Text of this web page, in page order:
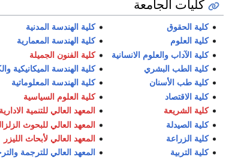
كليات الجامعة
كلية الحقوق
كلية العلوم
كلية الآداب والعلوم الانسانية
كلية الطب البشري
كلية طب الأسنان
كلية الاقتصاد
كلية الشريعة
كلية الصيدلة
كلية الزراعة
كلية التربية
كلية الهندسة المدنية
كلية الهندسة المعمارية
كلية الفنون الجميلة
كلية الهندسة الميكانيكية
كلية الهندسة المعلوماتية
كلية العلوم السياسية
المعهد العالي للتنمية الادارية
المعهد العالي للبحوث
المعهد العالي لأبحاث الليزر
المعهد العالي للترجمة